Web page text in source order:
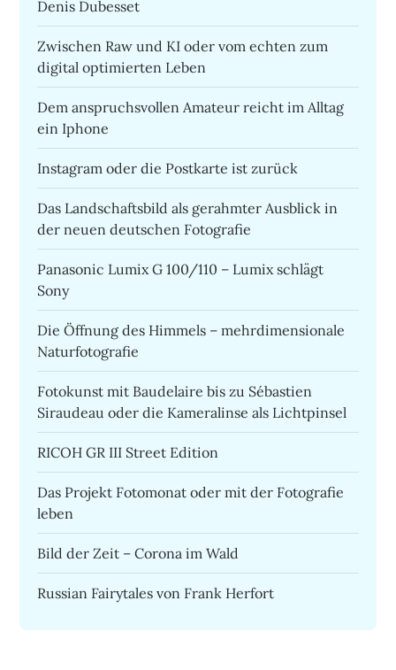
Denis Dubesset
Zwischen Raw und KI oder vom echten zum
digital optimierten Leben
Dem anspruchsvollen Amateur reicht im Alltag
ein Iphone
Instagram oder die Postkarte ist zurück
Das Landschaftsbild als gerahmter Ausblick in
der neuen deutschen Fotografie
Panasonic Lumix G 100/110 – Lumix schlägt
Sony
Die Öffnung des Himmels – mehrdimensionale
Naturfotografie
Fotokunst mit Baudelaire bis zu Sébastien
Siraudeau oder die Kameralinse als Lichtpinsel
RICOH GR III Street Edition
Das Projekt Fotomonat oder mit der Fotografie
leben
Bild der Zeit – Corona im Wald
Russian Fairytales von Frank Herfort